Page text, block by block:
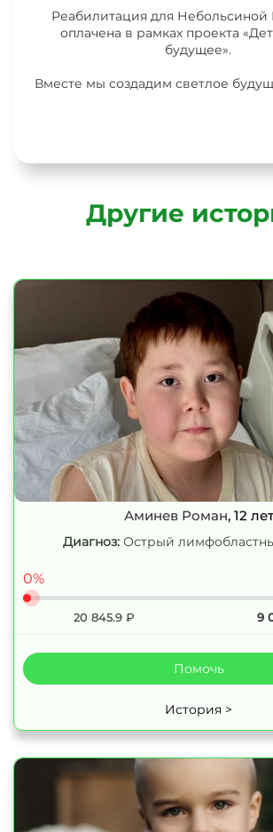
Реабилитация для
оплачена в рамках проекта
будущее».
Вместе мы создадим светлое
Другие
Аминев Роман, 12 лет
Диагноз: Острый
0%
20 845.9 ₽ 9
Помочь
История >